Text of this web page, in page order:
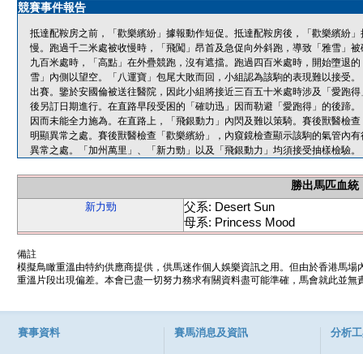
競賽事件報告
抵達配鞍房之前，「歡樂繽紛」據報動作短促。抵達配鞍房後，「歡樂繽紛
慢。跑過千二米處被收慢時，「飛闖」昂首及急促向外斜跑，導致「雅雪」
九百米處時，「高點」在外疊競跑，沒有遮擋。跑過四百米處時，開始墮退
雪」內側以望空。「八運寶」包尾大敗而回，小組認為該駒的表現難以接受
出賽。鑒於安國倫被送往醫院，因此小組將接近三百五十米處時涉及「愛跑
後另訂日期進行。在直路早段受困的「確叻迅」因而勒避「愛跑得」的後蹄
因而未能全力施為。在直路上，「飛銀動力」內閃及難以策騎。賽後獸醫檢
明顯異常之處。賽後獸醫檢查「歡樂繽紛」，內窺鏡檢查顯示該駒的氣管內
異常之處。「加州萬里」、「新力勁」以及「飛銀動力」均須接受抽樣檢驗。
勝出馬匹血統
新力勁
父系: Desert Sun
母系: Princess Mood
備註
模擬鳥瞰重溫由特約供應商提供，供馬迷作個人娛樂資訊之用。但由於香港馬
重溫片段出現偏差。本會已盡一切努力務求有關資料盡可能準確，馬會就此並
賽事資料 賽馬消息及資訊 分析